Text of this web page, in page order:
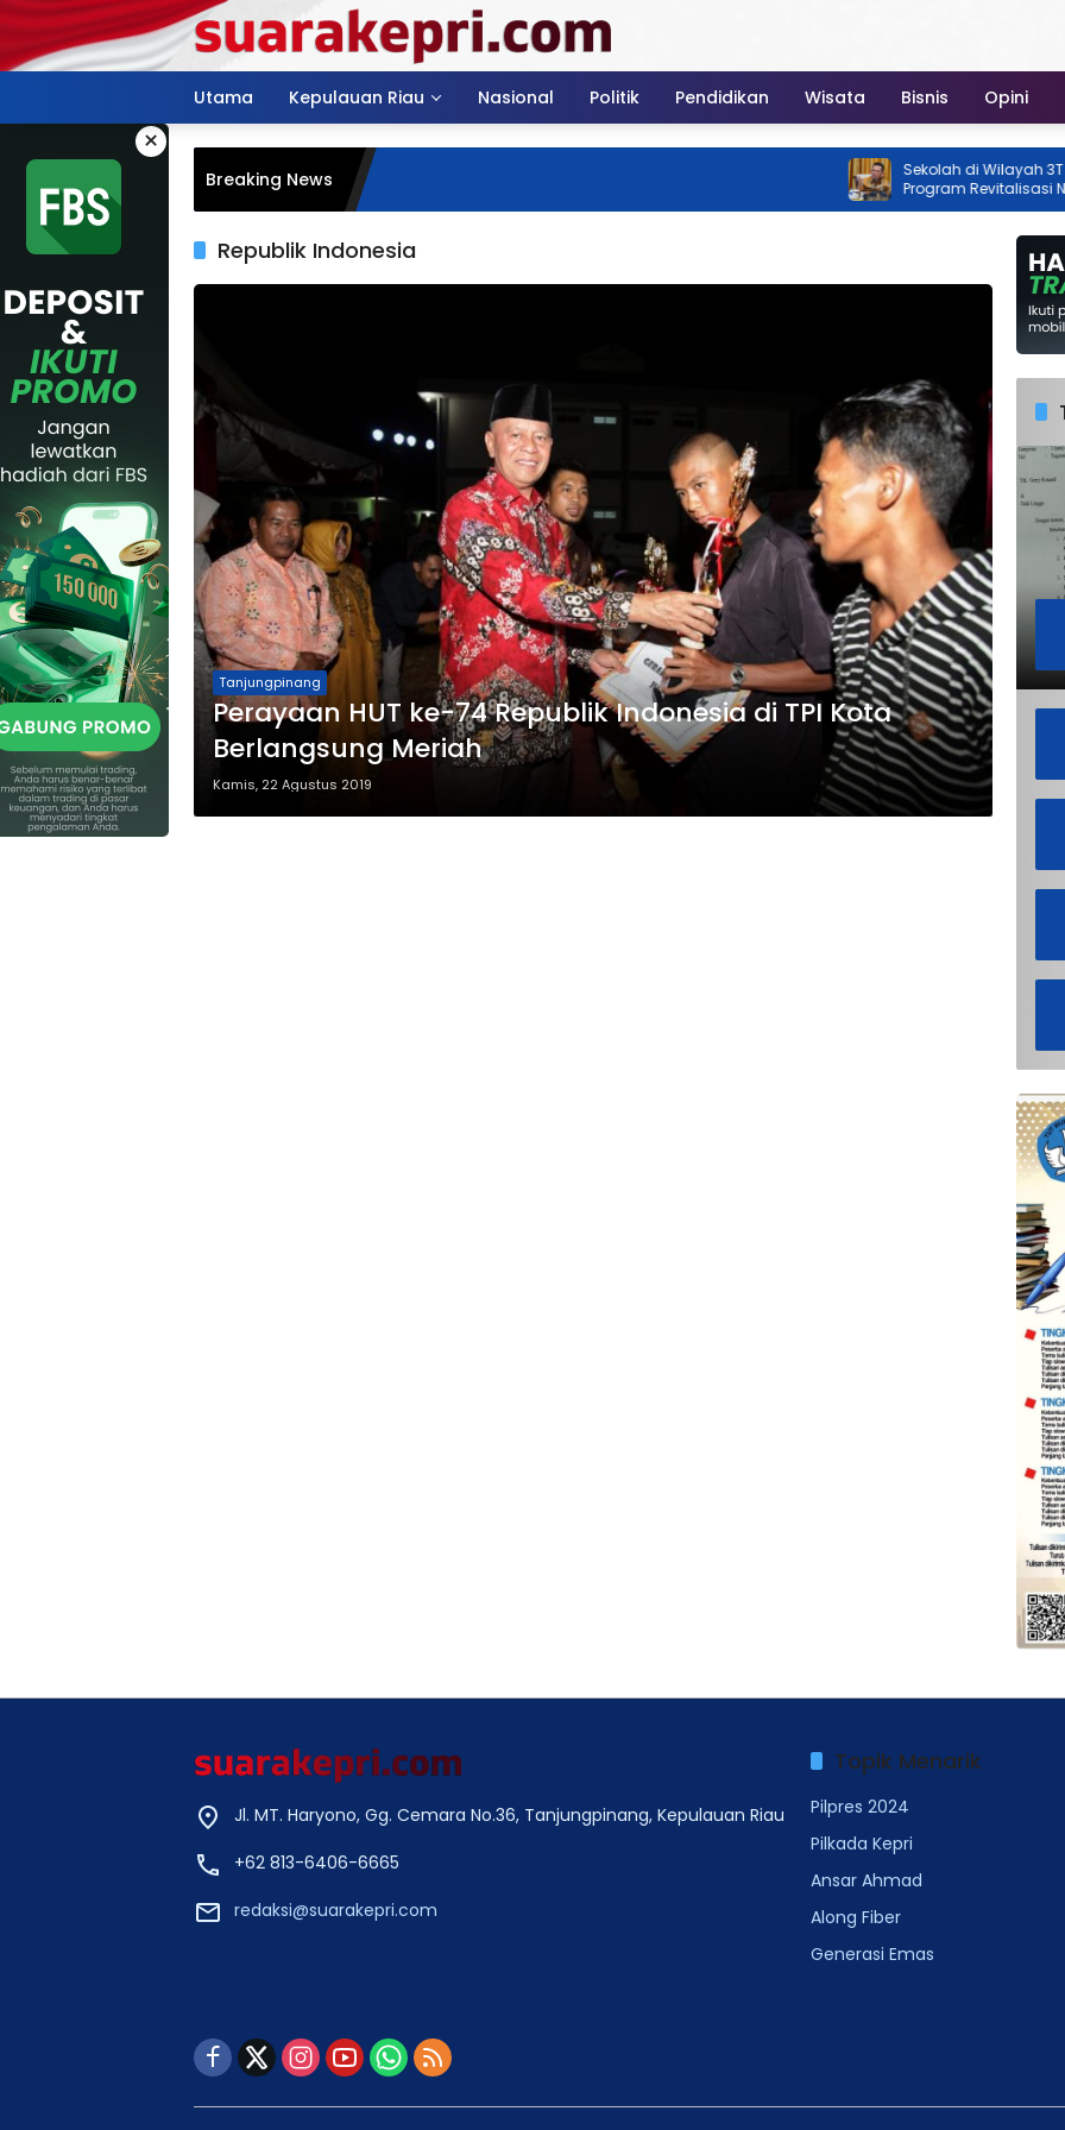
Langsung
konten
Utama
Kepulauan Riau Nasional Politik Pendidikan Wisata Bisnis Opini
×
Breaking News
Sekolah di Wilayah 3T Kepri
Program Revitalisasi Nasional
2026
Republik Indonesia
Tanjungpinang
Perayaan HUT ke-74 Republik Indonesia di TPI Kota
Berlangsung Meriah
Kamis, 22 Agustus 2019
Jl. MT. Haryono, Gg. Cemara No.36, Tanjungpinang, Kepulauan Riau
+62 813-6406-6665
redaksi@suarakepri.com
Topik Menarik
Pilpres 2024
Pilkada Kepri
Ansar Ahmad
Along Fiber
Generasi Emas